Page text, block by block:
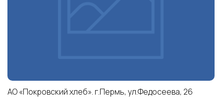
АО «Покровский хлеб». г.Пермь, ул.Федосеева, 26